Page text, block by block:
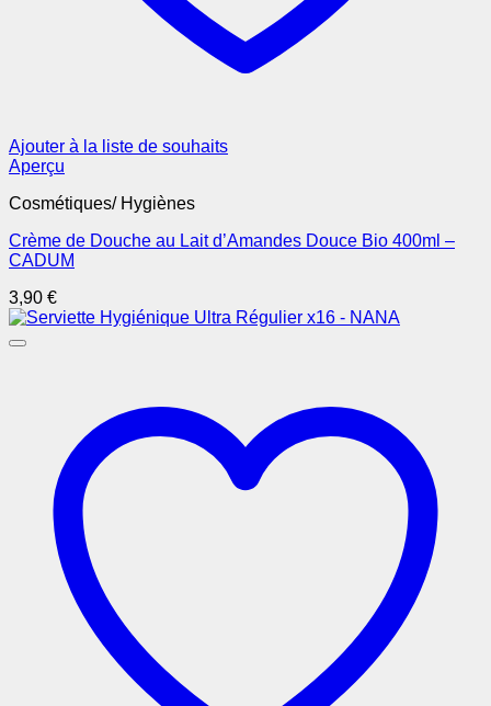
Ajouter à la liste de souhaits
Aperçu
Cosmétiques/ Hygiènes
Crème de Douche au Lait d’Amandes Douce Bio 400ml –
CADUM
3,90 €